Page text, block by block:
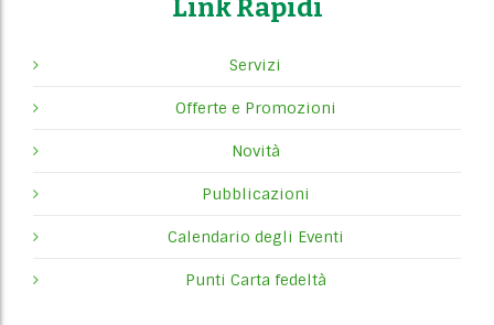
n
a
v
g
a
Link Rapidi
Servizi
Offerte e Promozioni
Novità
Pubblicazioni
Calendario degli Eventi
Punti Carta fedeltà